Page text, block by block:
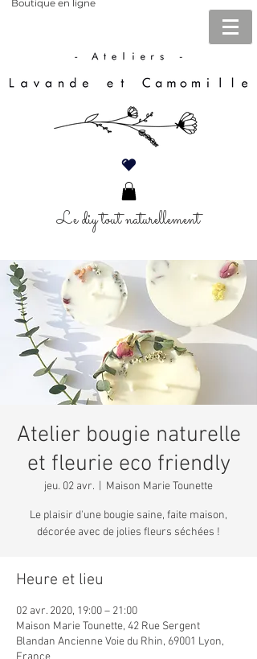
Boutique en ligne
Le diy tout naturellement
Atelier bougie naturelle
et fleurie eco friendly
jeu. 02 avr. Maison Marie Tounette
Le plaisir d'une bougie saine, faite maison,
décorée avec de jolies fleurs séchées !
Heure et lieu
02 avr. 2020, 19:00 – 21:00
Maison Marie Tounette, 42 Rue Sergent
Blandan Ancienne Voie du Rhin, 69001 Lyon,